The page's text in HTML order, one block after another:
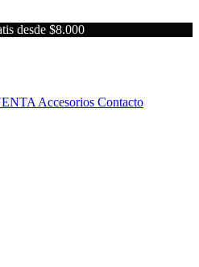
desde $8.000
Accesorios Contacto